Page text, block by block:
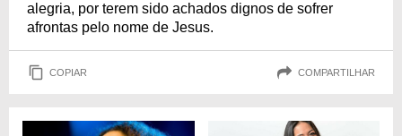
alegria, por terem sido achados dignos de sofrer
afrontas pelo nome de Jesus.
COPIAR COMPARTILHAR